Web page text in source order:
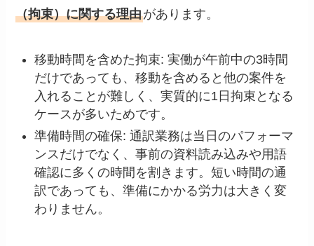
（拘束）に関する理由があります。
移動時間を含めた拘束: 実働が午前中の3時間
だけであっても、移動を含めると他の案件を
入れることが難しく、実質的に1日拘束となる
ケースが多いためです。
準備時間の確保: 通訳業務は当日のパフォーマ
ンスだけでなく、事前の資料読み込みや用語
確認に多くの時間を割きます。短い時間の通
訳であっても、準備にかかる労力は大きく変
わりません。